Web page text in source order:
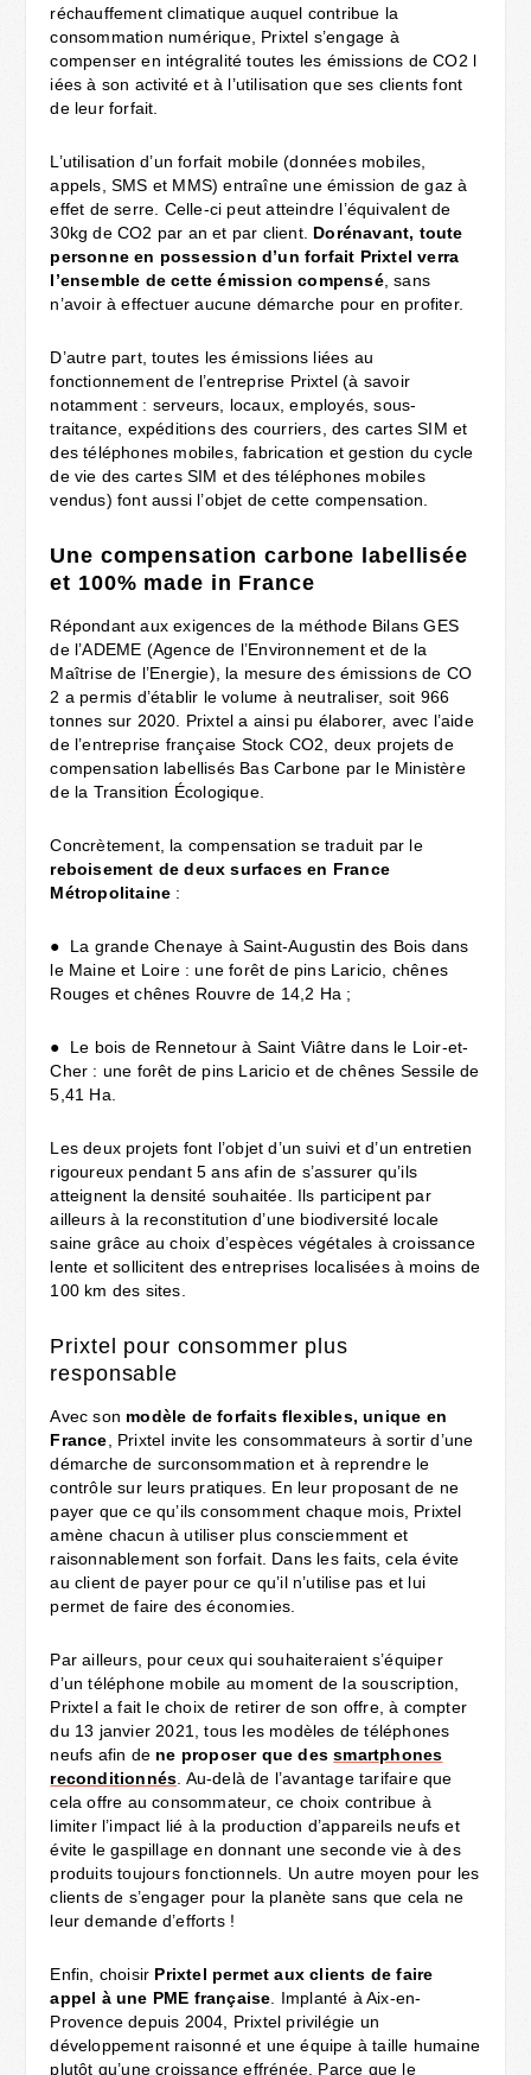
réchauffement climatique auquel contribue la
consommation numérique, Prixtel s’engage à
compenser en intégralité toutes les émissions de CO​2 l​
iées à son activité et à l’utilisation que ses clients font
de leur forfait.
L’utilisation d’un forfait mobile (données mobiles,
appels, SMS et MMS) entraîne une émission de gaz à
effet de serre. Celle-ci peut atteindre l’équivalent de
30kg de CO​2 par an et par client. ​ Dorénavant, toute
personne en possession d’un forfait Prixtel verra
l’ensemble de cette émission compensé​, sans
n’avoir à effectuer aucune démarche pour en profiter.
D’autre part, toutes les émissions liées au
fonctionnement de l’entreprise Prixtel (à savoir
notamment : serveurs, locaux, employés, sous-
traitance, expéditions des courriers, des cartes SIM et
des téléphones mobiles, fabrication et gestion du cycle
de vie des cartes SIM et des téléphones mobiles
vendus) font aussi l’objet de cette compensation.
Une compensation carbone labellisée
et 100% made in France
Répondant aux exigences de la méthode Bilans GES
de l’ADEME (Agence de l’Environnement et de la
Maîtrise de l’Energie), la mesure des émissions de CO​
2 a permis d’établir le volume à neutraliser, soit 966
tonnes sur 2020. Prixtel a ainsi pu élaborer, avec l’aide
de l’entreprise française Stock CO​2,​ deux projets de
compensation labellisés Bas Carbone par le Ministère
de la Transition Écologique.
Concrètement, la compensation se traduit par le
reboisement de deux surfaces en France
Métropolitaine ​ :
● La grande Chenaye à Saint-Augustin des Bois dans
le Maine et Loire : une forêt de pins Laricio, chênes
Rouges et chênes Rouvre de 14,2 Ha ;
● Le bois de Rennetour à Saint Viâtre dans le Loir-et-
Cher : une forêt de pins Laricio et de chênes Sessile de
5,41 Ha.
Les deux projets font l’objet d’un suivi et d’un entretien
rigoureux pendant 5 ans afin de s’assurer qu’ils
atteignent la densité souhaitée. Ils participent par
ailleurs à la reconstitution d’une biodiversité locale
saine grâce au choix d’espèces végétales à croissance
lente et sollicitent des entreprises localisées à moins de
100 km des sites.
Prixtel pour consommer plus
responsable
Avec son ​ modèle de forfaits flexibles, unique en
France ​, Prixtel invite les consommateurs à sortir d’une
démarche de surconsommation et à reprendre le
contrôle sur leurs pratiques. En leur proposant de ne
payer que ce qu’ils consomment chaque mois, Prixtel
amène chacun à utiliser plus consciemment et
raisonnablement son forfait. Dans les faits, cela évite
au client de payer pour ce qu’il n’utilise pas et lui
permet de faire des économies.
Par ailleurs, pour ceux qui souhaiteraient s’équiper
d’un téléphone mobile au moment de la souscription,
Prixtel a fait le choix de retirer de son offre, à compter
du 13 janvier 2021, tous les modèles de téléphones
neufs afin de ​ ne proposer que dessmartphones
reconditionnés . Au-delà de l’avantage tarifaire que
cela offre au consommateur, ce choix contribue à
limiter l’impact lié à la production d’appareils neufs et
évite le gaspillage en donnant une seconde vie à des
produits toujours fonctionnels. Un autre moyen pour les
clients de s’engager pour la planète sans que cela ne
leur demande d’efforts !
Enfin, choisir ​ Prixtel permet aux clients de faire
appel à une PME française ​. Implanté à Aix-en-
Provence depuis 2004, Prixtel privilégie un
développement raisonné et une équipe à taille humaine
plutôt qu’une croissance effrénée. Parce que le